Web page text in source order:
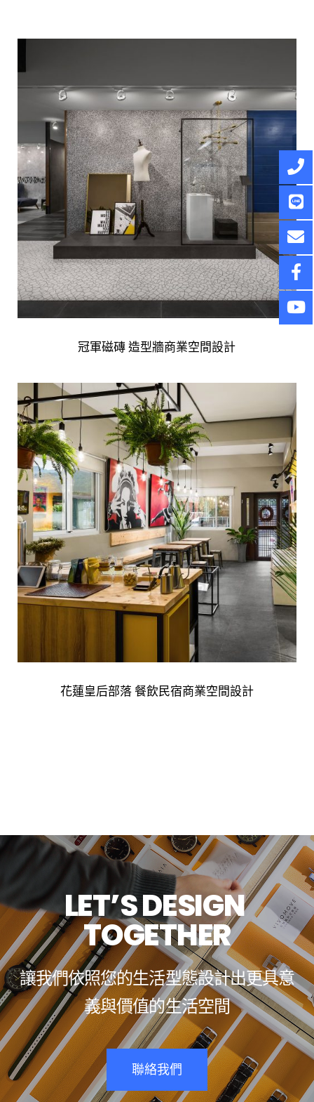
冠軍磁磚 造型牆商業空間設計
花蓮皇后部落 餐飲民宿商業空間設計
LET’SDESIGN
TOGETHER
讓我們依照您的生活型態設計出更具意
義與價值的生活空間
聯絡我們